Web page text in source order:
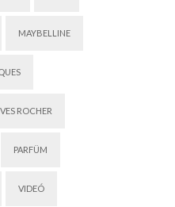
MAYBELLINE
ROCHER
PARFÜM
VIDEÓ